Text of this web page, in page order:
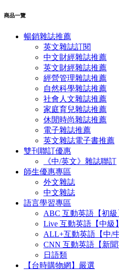
商品一覽
暢銷雜誌推薦
英文雜誌訂閱
中文財經雜誌推薦
英文財經雜誌推薦
經營管理雜誌推薦
自然科學雜誌推薦
社會人文雜誌推薦
家庭育兒雜誌推薦
休閒時尚雜誌推薦
電子雜誌推薦
英文雜誌電子書推薦
雙刊聯訂優惠
《中/英文》雜誌聯訂
師生優惠專區
外文雜誌
中文雜誌
語言學習專區
ABC 互動英語【初級
Live 互動英語【中級】
ALL+互動英語【中/
CNN 互動英語【新聞
日語類
【台時購物網】嚴選